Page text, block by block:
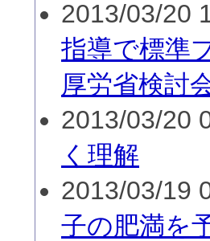
2013/03/20
指導で標準
厚労省検討
2013/03/20
く理解
2013/03/19
子の肥満を